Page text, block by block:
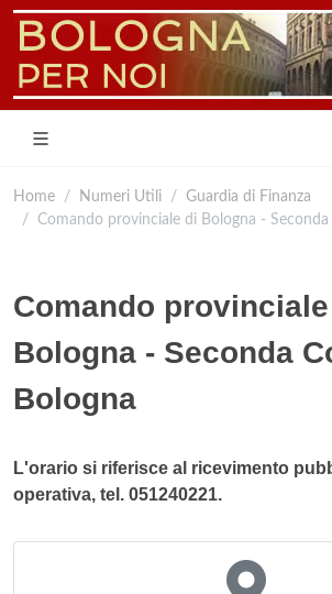
Home Numeri Utili
Guardia di Finanza
Comando provinciale di Bologna -
Comando
Bologna - Seconda
Bologna
L'orario si riferisce al ricevimento
operativa, tel. 051240221.